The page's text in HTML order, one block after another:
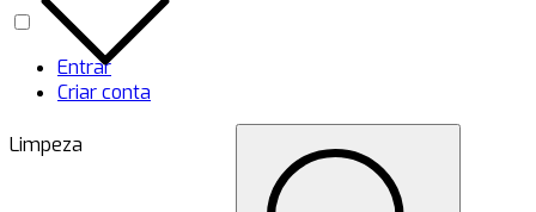
Limpeza
Entrar
Criar conta